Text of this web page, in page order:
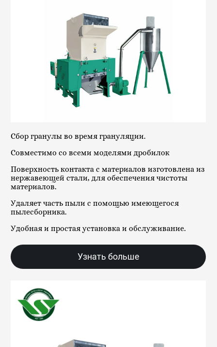
Сбор гранулы во время грануляции.
Совместимо со всеми моделями дробилок
Поверхность контакта с материалов изготовлена из
нержавеющей стали, для обеспечения чистоты
материалов.
Удаляет часть пыли с помощью имеющегося
пылесборника.
Удобная и простая установка и обслуживание.
Узнать больше